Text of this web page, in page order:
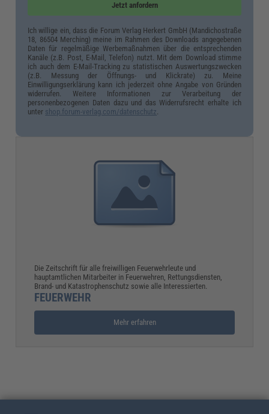
Jetzt anfordern
Ich willige ein, dass die Forum Verlag Herkert GmbH (Mandichostraße
18, 86504 Merching) meine im Rahmen des Downloads angegebenen
Daten für regelmäßige Werbemaßnahmen über die entsprechenden
Kanäle (z.B. Post, E-Mail, Telefon) nutzt. Mit dem Download stimme
ich auch dem E-Mail-Tracking zu statistischen Auswertungszwecken
(z.B. Messung der Öffnungs- und Klickrate) zu. Meine
Einwilligungserklärung kann ich jederzeit ohne Angabe von Gründen
widerrufen. Weitere Informationen zur Verarbeitung der
personenbezogenen Daten dazu und das Widerrufsrecht erhalte ich
unter shop.forum-verlag.com/datenschutz.
Die Zeitschrift für alle freiwilligen Feuerwehrleute und
hauptamtlichen Mitarbeiter in Feuerwehren, Rettungsdiensten,
Brand- und Katastrophenschutz sowie alle Interessierten.
FEUERWEHR
Mehr erfahren